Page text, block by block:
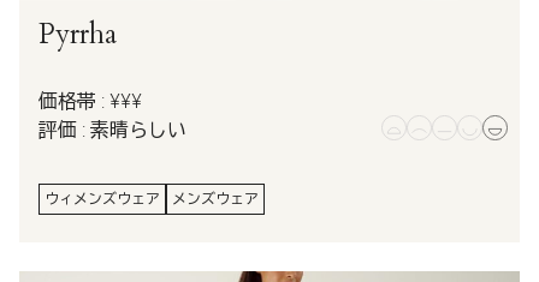
Pyrrha
価格帯 : ¥¥¥
評価 : 素晴らしい
ウィメンズウェア メンズウェア